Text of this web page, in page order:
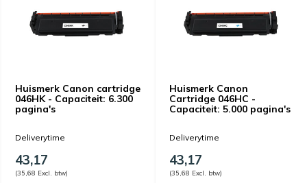
Huismerk Canon cartridge
046HK - Capaciteit: 6.300
pagina's
Deliverytime
43,17
(35,68 Excl. btw)
Huismerk Canon
Cartridge 046HC -
Capaciteit: 5.000 pagina's
Deliverytime
43,17
(35,68 Excl. btw)